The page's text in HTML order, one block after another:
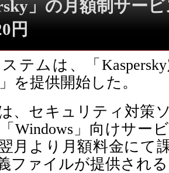
」の月額制サー
円
テムは、「
を提供開始した。
、セキュリティ対策
Windows」向けサー
月より月額料金にて
ファイルが提供され